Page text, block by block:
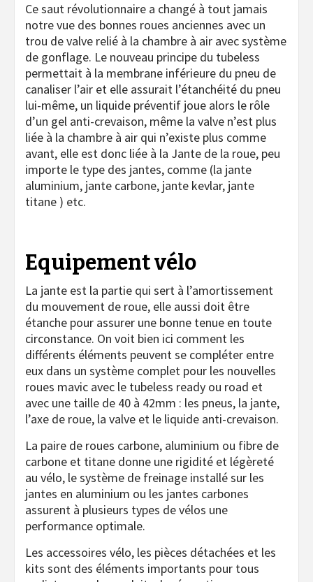
Ce saut révolutionnaire a changé à tout jamais
notre vue des bonnes roues anciennes avec un
trou de valve relié à la chambre à air avec système
de gonflage. Le nouveau principe du tubeless
permettait à la membrane inférieure du pneu de
canaliser l’air et elle assurait l’étanchéité du pneu
lui-même, un liquide préventif joue alors le rôle
d’un gel anti-crevaison, même la valve n’est plus
liée à la chambre à air qui n’existe plus comme
avant, elle est donc liée à la Jante de la roue, peu
importe le type des jantes, comme (la jante
aluminium, jante carbone, jante kevlar, jante
titane ) etc.
Equipement vélo
La jante est la partie qui sert à l’amortissement
du mouvement de roue, elle aussi doit être
étanche pour assurer une bonne tenue en toute
circonstance. On voit bien ici comment les
différents éléments peuvent se compléter entre
eux dans un système complet pour les nouvelles
roues mavic avec le tubeless ready ou road et
avec une taille de 40 à 42mm : les pneus, la jante,
l’axe de roue, la valve et le liquide anti-crevaison.
La paire de roues carbone, aluminium ou fibre de
carbone et titane donne une rigidité et légèreté
au vélo, le système de freinage installé sur les
jantes en aluminium ou les jantes carbones
assurent à plusieurs types de vélos une
performance optimale.
Les accessoires vélo, les pièces détachées et les
kits sont des éléments importants pour tous